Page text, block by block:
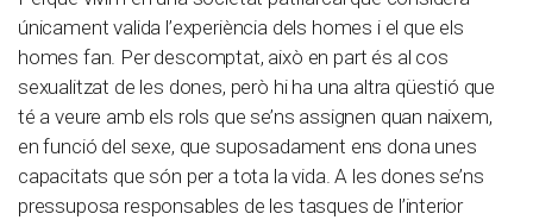
únicament valida l’experiència dels homes i el que els
homes fan. Per descomptat, això en part és al cos
sexualitzat de les dones, però hi ha una altra qüestió que
té a veure amb els rols que se’ns assignen quan naixem,
en funció del sexe, que suposadament ens dona unes
capacitats que són per a tota la vida. A les dones se’ns
pressuposa responsables de les tasques de l’interior